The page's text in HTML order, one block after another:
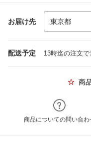
お届け先
配送予定 13時迄の注文
商
商品についての問い合わ